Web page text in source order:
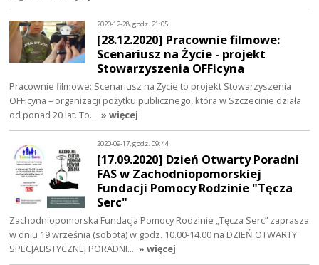
2020-12-28, godz. 21:05
[28.12.2020] Pracownie filmowe:
Scenariusz na Życie - projekt
Stowarzyszenia OFFicyna
Pracownie filmowe: Scenariusz na Życie to projekt Stowarzyszenia
OFFicyna – organizacji pożytku publicznego, która w Szczecinie działa
od ponad 20 lat. To… » więcej
2020-09-17, godz. 09:44
[17.09.2020] Dzień Otwarty Poradni
FAS w Zachodniopomorskiej
Fundacji Pomocy Rodzinie "Tęcza
Serc"
Zachodniopomorska Fundacja Pomocy Rodzinie „Tęcza Serc” zaprasza
w dniu 19 września (sobota) w godz. 10.00-14.00 na DZIEŃ OTWARTY
SPECJALISTYCZNEJ PORADNI… » więcej